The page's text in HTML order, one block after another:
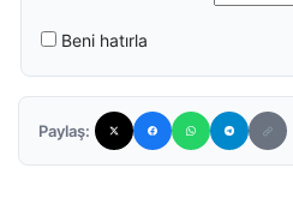
Beni hatırla
Paylaş: